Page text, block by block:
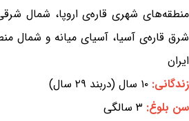
منطقه‌های شهری قاره‌ی اروپا، شمال
شرق قاره‌ی آسیا، آسیای میانه و شمال
ایران
زندگانی: ۱۰ سال (دربند ۲۹ سال)
سن بلوغ: ۳ سالگی